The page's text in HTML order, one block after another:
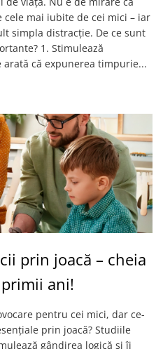
mai iubite de cei mici – iar
simpla distracție. De ce sunt
1. Stimulează
că expunerea timpurie...
prin joacă – cheia
ani!
pentru cei mici, dar ce-
prin joacă? Studiile
gândirea logică și îi